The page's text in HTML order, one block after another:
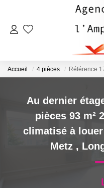
Accueil 4 pièces Référence
Au dernier
pièces 93 m²
climatisé à louer
Metz ,